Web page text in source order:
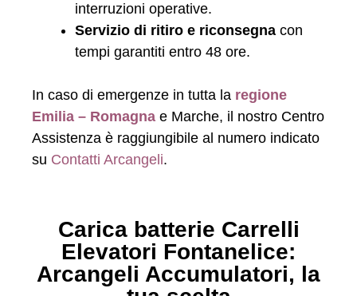
interruzioni operative.
Servizio di ritiro e riconsegna con
tempi garantiti entro 48 ore.
In caso di emergenze in tutta la regione
Emilia – Romagna e Marche, il nostro Centro
Assistenza è raggiungibile al numero indicato
su Contatti Arcangeli.
Carica batterie Carrelli
Elevatori Fontanelice:
Arcangeli Accumulatori, la